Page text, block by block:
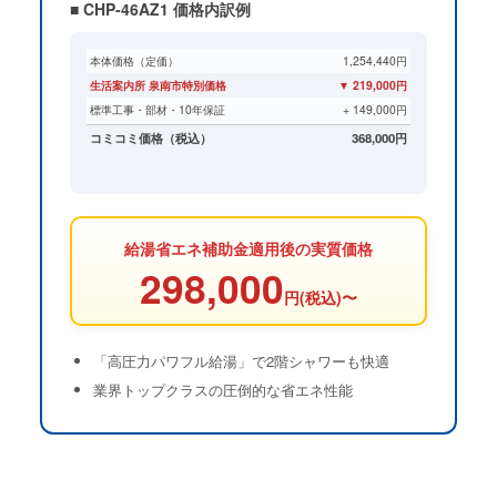
■ CHP-46AZ1 価格内訳例
本体価格（定価）
1,254,440円
生活案内所 泉南市特別価格
▼ 219,000円
標準工事・部材・10年保証
+ 149,000円
コミコミ価格（税込） 368,000円
給湯省エネ補助金適用後の実質価格
298,000円(税込)〜
「高圧力パワフル給湯」で2階シャワーも快適
業界トップクラスの圧倒的な省エネ性能